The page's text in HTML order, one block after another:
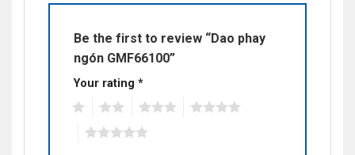
Be the first to review “Dao phay
ngón GMF66100”
Your rating *